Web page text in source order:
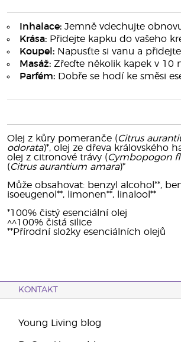
Inhalace:Jemně vdechujte
Krása:Přidejte kapku do vašeho
Koupel:Napusťte si vanu a
Masáž:Zřeďte několik kapek v 10
Parfém:Dobře se hodí ke směsi
Olej z kůry pomeranče (Citrus
odorata)*, olej ze dřeva královského
olej z citronové trávy (Cymbopogon
(Citrus aurantium amara)*
Může obsahovat: benzyl alcohol**,
isoeugenol**, limonen**, linalool**
*100% čistý esenciální olej
^^100% čistá silice
**Přírodní složky esenciálních olejů
KONTAKT
Young Living blog